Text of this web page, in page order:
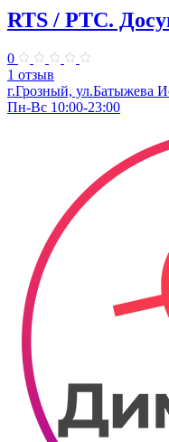
RTS / РТС.
0
1 отзыв
г.Грозный, ул.Батыжева
Пн-Вс 10:00-23:00